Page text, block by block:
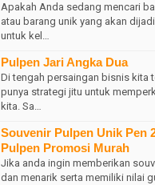
Apakah Anda sedang mencari
atau barang unik yang akan
untuk kel…
Pulpen Jari Angka Dua
Di tengah persaingan bisnis kita
punya strategi jitu untuk
kita. Sa…
Souvenir Pulpen Unik Pen
Pulpen Promosi Murah
Jika anda ingin memberikan
dan menarik serta memiliki nilai